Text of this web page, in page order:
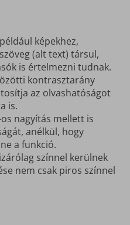
képekhez,
(alt text) társul,
is értelmezni tudnak.
kontrasztarány
az olvashatóságot
is.
nagyítás mellett is
anélkül, hogy
a funkció.
színnel kerülnek
nem csak piros színnel